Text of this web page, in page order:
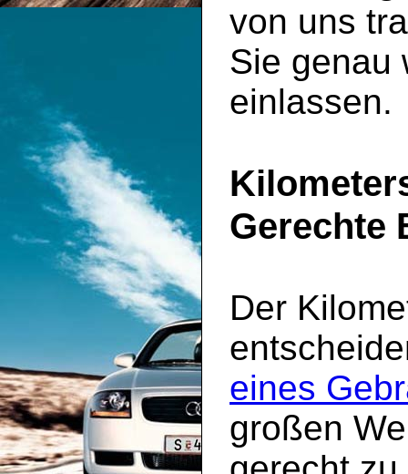
von uns
Sie genau
einlassen.
Gerechte
Der
eines
großen